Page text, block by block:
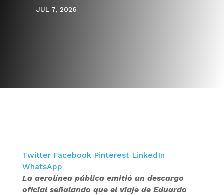
JUL 7, 2026
Twitter Facebook Pinterest LinkedIn
WhatsApp
La aerolínea pública emitió un descargo
oficial señalando que el viaje de Eduardo